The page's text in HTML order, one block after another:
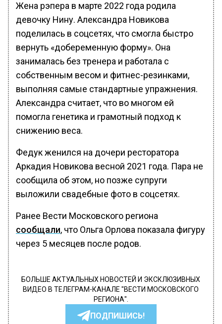
Жена рэпера в марте 2022 года родила
девочку Нину. Александра Новикова
поделилась в соцсетях, что смогла быстро
вернуть «добеременную форму». Она
занималась без тренера и работала с
собственным весом и фитнес-резинками,
выполняя самые стандартные упражнения.
Александра считает, что во многом ей
помогла генетика и грамотный подход к
снижению веса.
Федук женился на дочери ресторатора
Аркадия Новикова весной 2021 года. Пара не
сообщила об этом, но позже супруги
выложили свадебные фото в соцсетях.
Ранее Вести Московского региона
сообщали, что Ольга Орлова показала фигуру
через 5 месяцев после родов.
БОЛЬШЕ АКТУАЛЬНЫХ НОВОСТЕЙ И ЭКСКЛЮЗИВНЫХ
ВИДЕО В ТЕЛЕГРАМ-КАНАЛЕ "ВЕСТИ МОСКОВСКОГО
РЕГИОНА".
ПОДПИШИСЬ!